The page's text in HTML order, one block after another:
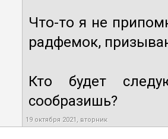
Что-то я не
радфемок,
Кто будет
сообразишь?
19 октября 2021, вторник